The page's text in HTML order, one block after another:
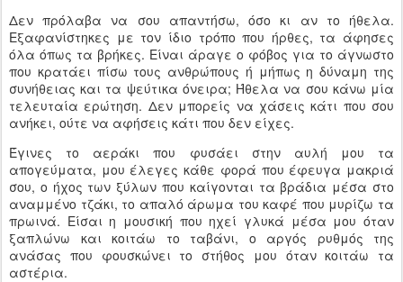
Δεν πρόλαβα να σου απαντήσω, όσο κι αν το ήθελα.
Εξαφανίστηκες με τον ίδιο τρόπο που ήρθες, τα άφησες
όλα όπως τα βρήκες. Είναι άραγε ο φόβος για το άγνωστο
που κρατάει πίσω τους ανθρώπους ή μήπως η δύναμη της
συνήθειας και τα ψεύτικα όνειρα; Ήθελα να σου κάνω μία
τελευταία ερώτηση. Δεν μπορείς να χάσεις κάτι που σου
ανήκει, ούτε να αφήσεις κάτι που δεν είχες.
Έγινες το αεράκι που φυσάει στην αυλή μου τα
απογεύματα, μου έλεγες κάθε φορά που έφευγα μακριά
σου, ο ήχος των ξύλων που καίγονται τα βράδια μέσα στο
αναμμένο τζάκι, το απαλό άρωμα του καφέ που μυρίζω τα
πρωινά. Είσαι η μουσική που ηχεί γλυκά μέσα μου όταν
ξαπλώνω και κοιτάω το ταβάνι, ο αργός ρυθμός της
ανάσας που φουσκώνει το στήθος μου όταν κοιτάω τα
αστέρια.